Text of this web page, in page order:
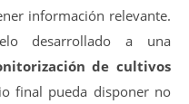
información relevante.
desarrollado a una
de cultivos
final pueda disponer no